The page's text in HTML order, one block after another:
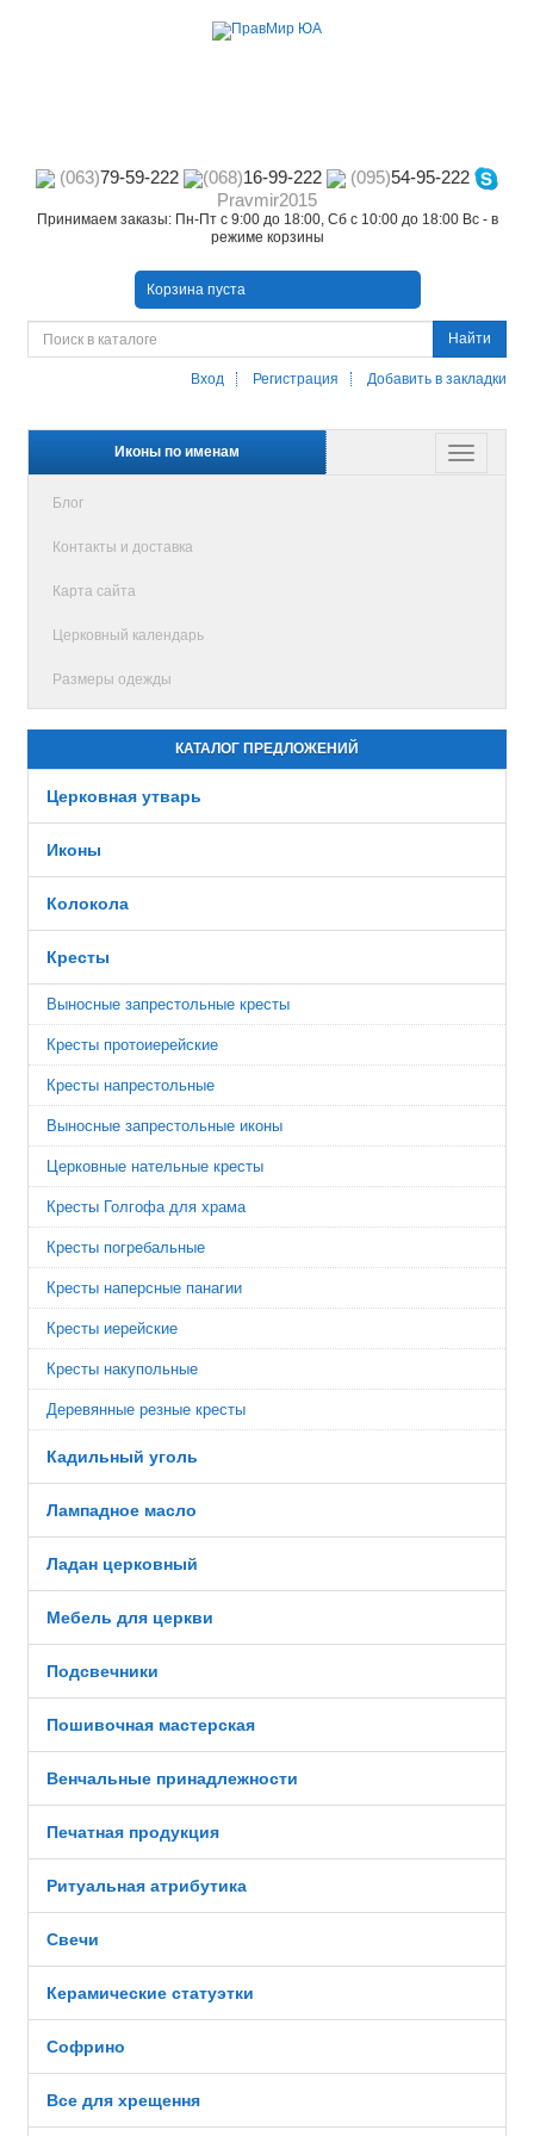
(063)79-59-222 (068)16-99-222 (095)54-95-222
Pravmir2015
Принимаем заказы: Пн-Пт с 9:00 до 18:00, Сб с 10:00 до 18:00 Вс - в
режиме корзины
Корзина пуста
Найти
Вход Регистрация Добавить в закладки
Иконы по именам
Блог
Контакты и доставка
Карта сайта
Церковный календарь
Размеры одежды
КАТАЛОГ ПРЕДЛОЖЕНИЙ
Церковная утварь
Иконы
Колокола
Кресты
Выносные запрестольные кресты
Кресты протоиерейские
Кресты напрестольные
Выносные запрестольные иконы
Церковные нательные кресты
Кресты Голгофа для храма
Кресты погребальные
Кресты наперсные панагии
Кресты иерейские
Кресты накупольные
Деревянные резные кресты
Кадильный уголь
Лампадное масло
Ладан церковный
Мебель для церкви
Подсвечники
Пошивочная мастерская
Венчальные принадлежности
Печатная продукция
Ритуальная атрибутика
Свечи
Керамические статуэтки
Софрино
Все для хрещення